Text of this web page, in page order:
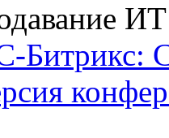
Битрикс: